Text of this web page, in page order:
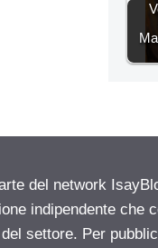
del network
indipendente che
settore. Per